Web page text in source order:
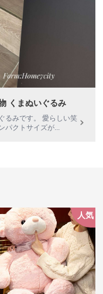
くまぬいぐるみ
るみです。 愛らしい笑
パクトサイズが...
人気